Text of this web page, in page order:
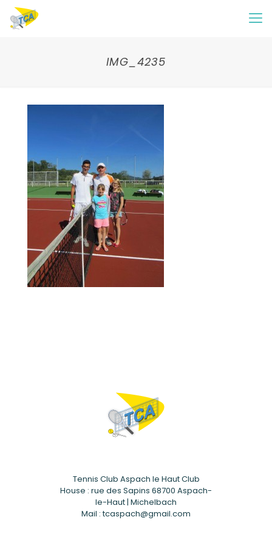
IMG_4235
Tennis Club Aspach le Haut Club
House : rue des Sapins 68700 Aspach-
le-Haut | Michelbach
Mail : tcaspach@gmail.com